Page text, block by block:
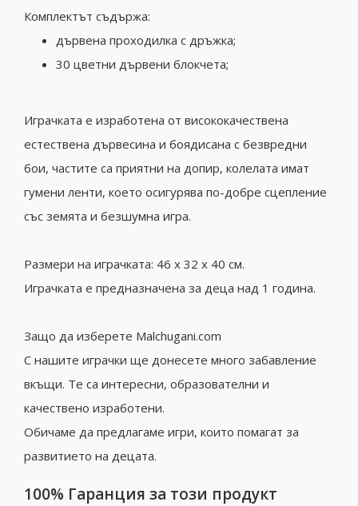
Комплектът съдържа:
дървена проходилка с дръжка;
30 цветни дървени блокчета;
Играчката е изработена от висококачествена
естествена дървесина и боядисана с безвредни
бои, частите са приятни на допир, колелата имат
гумени ленти, което осигурява по-добре сцепление
със земята и безшумна игра.
Размери на играчката: 46 x 32 x 40 см.
Играчката е предназначена за деца над 1 година.
Защо да изберете Malchugani.com
С нашите играчки ще донесете много забавление
вкъщи. Те са интересни, образователни и
качествено изработени.
Обичаме да предлагаме игри, които помагат за
развитието на децата.
100% Гаранция за този продукт